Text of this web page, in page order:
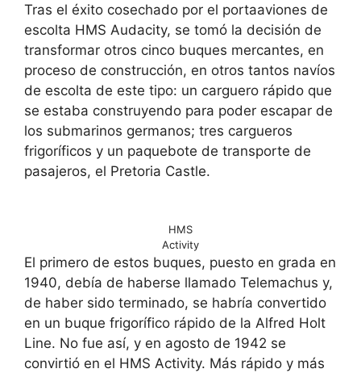
Tras el éxito cosechado por el portaaviones de
escolta HMS Audacity, se tomó la decisión de
transformar otros cinco buques mercantes, en
proceso de construcción, en otros tantos navíos
de escolta de este tipo: un carguero rápido que
se estaba construyendo para poder escapar de
los submarinos germanos; tres cargueros
frigoríficos y un paquebote de transporte de
pasajeros, el Pretoria Castle.
HMS
Activity
El primero de estos buques, puesto en grada en
1940, debía de haberse llamado Telemachus y,
de haber sido terminado, se habría convertido
en un buque frigorífico rápido de la Alfred Holt
Line. No fue así, y en agosto de 1942 se
convirtió en el HMS Activity. Más rápido y más